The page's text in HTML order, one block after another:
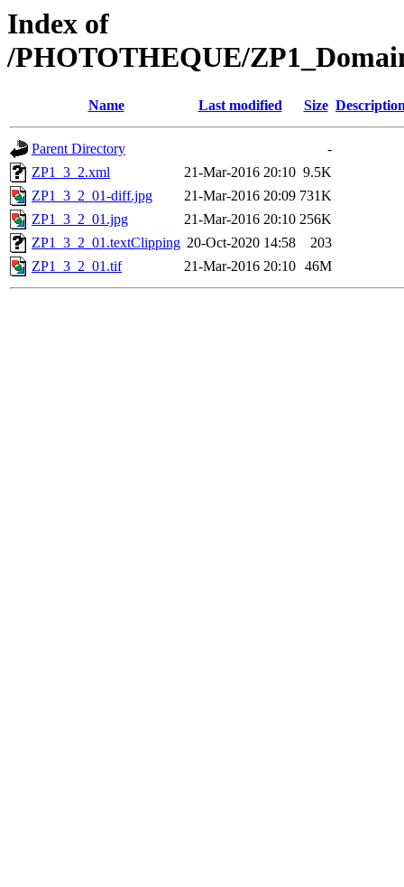
Index of
/PHOTOTHEQUE/
Name Last modified Size
Parent Directory
-
ZP1_3_2.xml
21-Mar-2016 20:10 9.5K
ZP1_3_2_01-diff.jpg
21-Mar-2016 20:09 731K
ZP1_3_2_01.jpg
21-Mar-2016 20:10 256K
ZP1_3_2_01.textClipping 20-Oct-2020 14:58
203
ZP1_3_2_01.tif
21-Mar-2016 20:10 46M